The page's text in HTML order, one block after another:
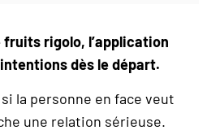
rigolo, l’application
dès le départ.
la personne en face veut
une relation sérieuse.